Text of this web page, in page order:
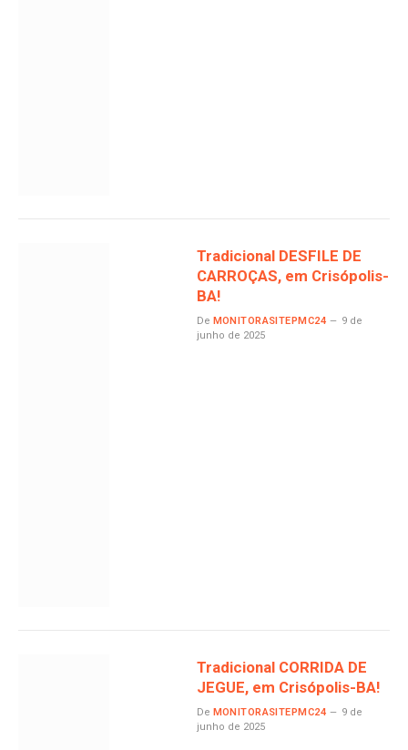
Tradicional DESFILE DE
CARROÇAS, em Crisópolis-
BA!
De MONITORASITEPMC24
9 de
junho de 2025
Tradicional CORRIDA DE
JEGUE, em Crisópolis-BA!
De MONITORASITEPMC24
9 de
junho de 2025